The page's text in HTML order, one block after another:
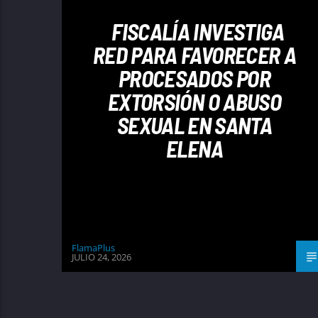
FISCALÍA INVESTIGA
RED PARA FAVORECER A
PROCESADOS POR
EXTORSIÓN O ABUSO
SEXUAL EN SANTA
ELENA
FlamaPlus
JULIO 24, 2026